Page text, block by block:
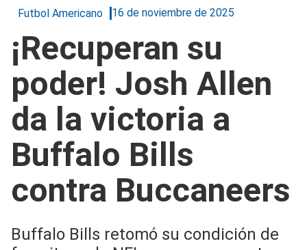
Futbol Americano 16 de noviembre de 2025
¡Recuperan su
poder! Josh Allen
da la victoria a
Buffalo Bills
contra Buccaneers
Buffalo Bills retomó su condición de